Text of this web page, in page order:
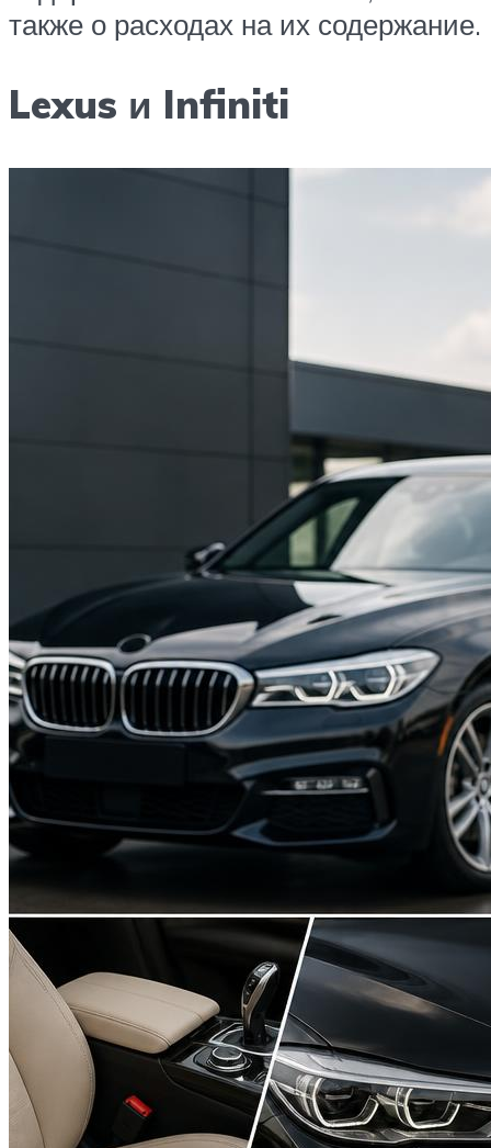
также о расходах на их содержание.
Lexus и Infiniti